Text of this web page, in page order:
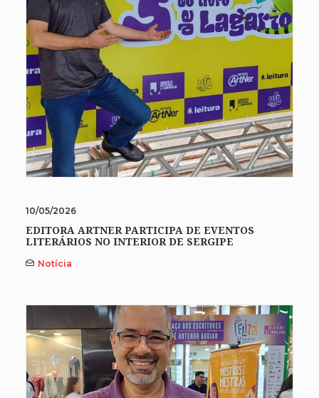
10/05/2026
EDITORA ARTNER PARTICIPA DE EVENTOS
LITERÁRIOS NO INTERIOR DE SERGIPE
Notícia